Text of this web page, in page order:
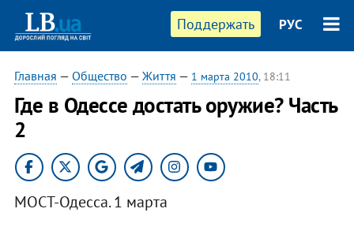
Поддержать РУС
Главная — Общество — Життя — 1 марта 2010, 18:11
Где в Одессе достать оружие? Часть
2
МОСТ-Одесса. 1 марта